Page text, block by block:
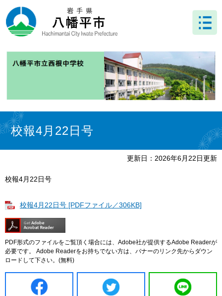
ー
ジ
ニ
ュ
文 校報4月22日号
更新日：2026年6月22日更新
校報4月22日号
校報4月22日号 [PDFファイル／306KB]
PDF形式のファイルをご覧頂く場合には、Adobe社が提供するAdobe Readerが
必要です。
Adobe Readerをお持ちでない方は、バナーのリンク先からダウン
ロードして下さい。(無料)